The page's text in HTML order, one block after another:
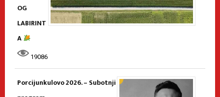
OG
LABIRINT
A
19086
Porcijunkulovo 2026. – Subotnji